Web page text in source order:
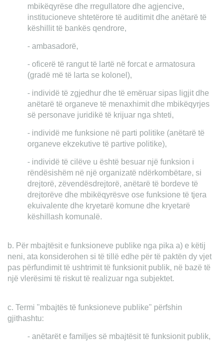
mbikëqyrëse dhe rregullatore dhe agjencive,
institucioneve shtetërore të auditimit dhe anëtarë të
këshillit të bankës qendrore,
- ambasadorë,
- oficerë të rangut të lartë në forcat e armatosura
(gradë më të larta se kolonel),
- individë të zgjedhur dhe të emëruar sipas ligjit dhe
anëtarë të organeve të menaxhimit dhe mbikëqyrjes
së personave juridikë të krijuar nga shteti,
- individë me funksione në parti politike (anëtarë të
organeve ekzekutive të partive politike),
- individë të cilëve u është besuar një funksion i
rëndësishëm në një organizatë ndërkombëtare, si
drejtorë, zëvendësdrejtorë, anëtarë të bordeve të
drejtorëve dhe mbikëqyrësve ose funksione të tjera
ekuivalente dhe kryetarë komune dhe kryetarë
këshillash komunalë.
b. Për mbajtësit e funksioneve publike nga pika a) e këtij
neni, ata konsiderohen si të tillë edhe për të paktën dy vjet
pas përfundimit të ushtrimit të funksionit publik, në bazë të
një vlerësimi të riskut të realizuar nga subjektet.
c. Termi "mbajtës të funksioneve publike" përfshin
gjithashtu:
- anëtarët e familjes së mbajtësit të funksionit publik,